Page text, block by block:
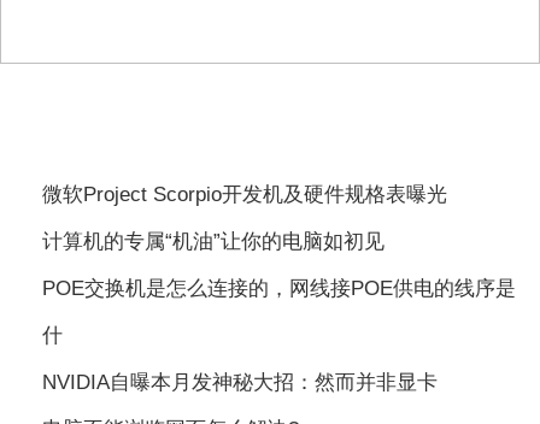
微软Project Scorpio开发机及硬件规格表曝光
计算机的专属“机油”让你的电脑如初见
POE交换机是怎么连接的，网线接POE供电的线序是
什
NVIDIA自曝本月发神秘大招：然而并非显卡